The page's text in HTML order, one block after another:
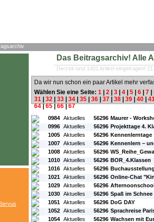
Das Beitragsarchiv! Alle
Derzeit sind 1401 Artikel eingetragen!
Da wir nun schon ein paar Artikel mehr
Wählen Sie eine Seite: 1 2 3 4 5 6 7
31
32 33 34 35 36 37 38 39 40
64|65|66|67
#L: #ID: #Rubrik:
0984 Aktuelles 56296 Maurer -
0996 Aktuelles 56296 Projekttage 4.
1005 Aktuelles 56296 Kennenlerntage
1007 Aktuelles 56296 Kennenlern –
1008 Aktuelles 56296
1010 Aktuelles 56296 BOR_4.Klassen
1016 Aktuelles 56296
1021 Aktuelles 56296 Online-Chat
1029 Aktuelles 56296
1030 Aktuelles 56296 Spaß im Schnee
1051 Aktuelles 56296 DoG DAY
1052 Aktuelles 56296 Sprachreise
1054 Aktuelles 56296 Wachsen mit